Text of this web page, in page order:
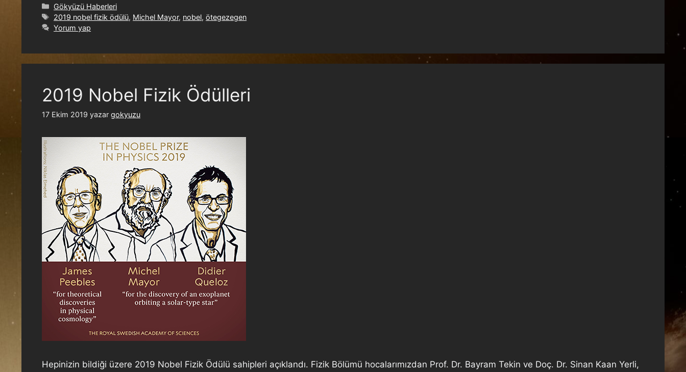
Gökyüzü Haberleri
2019 nobel fizik ödülü, Michel Mayor, nobel,ötegezegen
Yorum yap
2019 Nobel Fizik Ödülleri
17 Ekim 2019 yazar gokyuzu
Hepinizin bildiği üzere 2019 Nobel Fizik Ödülü sahipleri açıklandı. Fizik Bölümü hocalarımızdan Prof. Dr. Bayram Tekin ve Doç. Dr. Sinan Kaan Yerli,